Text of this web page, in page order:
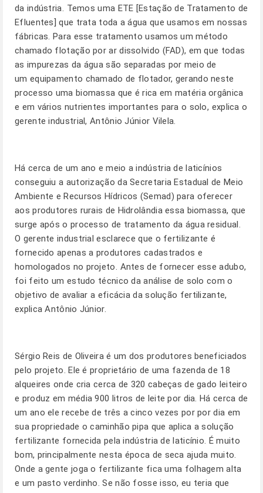
da indústria. Temos uma ETE [Estação de Tratamento de
Efluentes] que trata toda a água que usamos em nossas
fábricas. Para esse tratamento usamos um método
chamado flotação por ar dissolvido (FAD), em que todas
as impurezas da água são separadas por meio de
um equipamento chamado de flotador, gerando neste
processo uma biomassa que é rica em matéria orgânica
e em vários nutrientes importantes para o solo, explica o
gerente industrial, Antônio Júnior Vilela.
Há cerca de um ano e meio a indústria de laticínios
conseguiu a autorização da Secretaria Estadual de Meio
Ambiente e Recursos Hídricos (Semad) para oferecer
aos produtores rurais de Hidrolândia essa biomassa, que
surge após o processo de tratamento da água residual.
O gerente industrial esclarece que o fertilizante é
fornecido apenas a produtores cadastrados e
homologados no projeto. Antes de fornecer esse adubo,
foi feito um estudo técnico da análise de solo com o
objetivo de avaliar a eficácia da solução fertilizante,
explica Antônio Júnior.
Sérgio Reis de Oliveira é um dos produtores beneficiados
pelo projeto. Ele é proprietário de uma fazenda de 18
alqueires onde cria cerca de 320 cabeças de gado leiteiro
e produz em média 900 litros de leite por dia. Há cerca de
um ano ele recebe de três a cinco vezes por por dia em
sua propriedade o caminhão pipa que aplica a solução
fertilizante fornecida pela indústria de laticínio. É muito
bom, principalmente nesta época de seca ajuda muito.
Onde a gente joga o fertilizante fica uma folhagem alta
e um pasto verdinho. Se não fosse isso, eu teria que